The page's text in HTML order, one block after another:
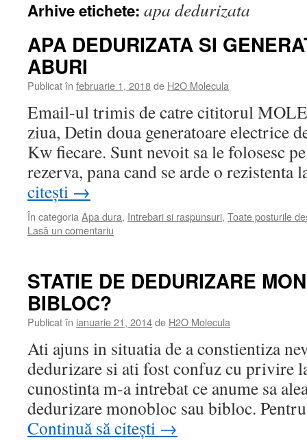
Arhive etichete: apa dedurizata
APA DEDURIZATA SI
ABURI
Publicat în februarie 1, 2018de H2O Molecula
Email-ul trimis de catre cititorul
ziua, Detin doua generatoare electrice
Kw fiecare. Sunt nevoit sa le folosesc
rezerva, pana cand se arde o
citești →
În categoria Apa dura, Intrebari si raspunsuri, Toate posturile
Lasă un comentariu
STATIE DE DEDURIZARE
BIBLOC?
Publicat în ianuarie 21, 2014de H2O Molecula
Ati ajuns in situatia de a constientiza
dedurizare si ati fost confuz cu privire
cunostinta m-a intrebat ce anume sa
dedurizare monobloc sau bibloc.
Continuă să citești →